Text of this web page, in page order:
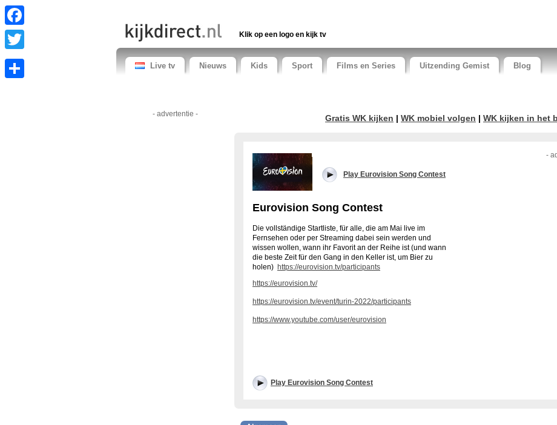
Facebook
Twitter
Klik op een logo en kijk tv
Live tv Nieuws Kids Sport Films en Series Uitzending Gemist Blog
- advertentie - Gratis WK kijken | WK mobiel volgen | WK kijken in het
-
Play Eurovision Song Contest
Eurovision Song Contest
Die vollständige Startliste, für alle, die am Mai live im
Fernsehen oder per Streaming dabei sein werden und
wissen wollen, wann ihr Favorit an der Reihe ist (und wann
die beste Zeit für den Gang in den Keller ist, um Bier zu
holen) https://eurovision.tv/participants
https://eurovision.tv/
https://eurovision.tv/event/turin-2022/participants
https://www.youtube.com/user/eurovision
Play Eurovision Song Contest